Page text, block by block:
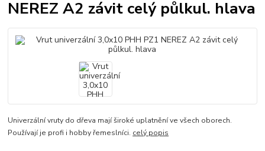
NEREZ A2 závit celý půlkul. hlava
Univerzální vruty do dřeva mají široké uplatnění ve všech oborech.
Používají je profi i hobby řemeslníci. celý popis